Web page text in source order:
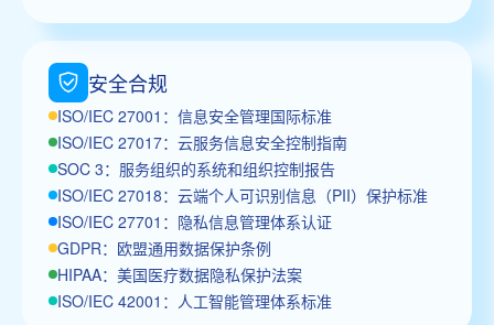
安全合规
ISO/IEC 27001：信息安全管理国际标准
ISO/IEC 27017：云服务信息安全控制指南
SOC 3：服务组织的系统和组织控制报告
ISO/IEC 27018：云端个人可识别信息（PII）保护标准
ISO/IEC 27701：隐私信息管理体系认证
GDPR：欧盟通用数据保护条例
HIPAA：美国医疗数据隐私保护法案
ISO/IEC 42001：人工智能管理体系标准